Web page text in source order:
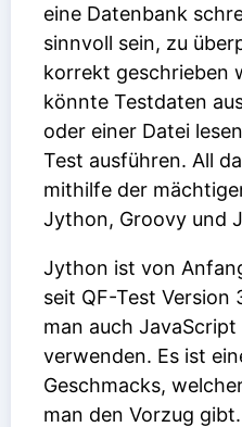
eine Datenbank
sinnvoll sein, zu
korrekt geschrieben
könnte Testdaten
oder einer Datei
Test ausführen. All
mithilfe der
Jython, Groovy und
Jython ist von
seit QF-Test Version
man auch
verwenden. Es ist
Geschmacks,
man den Vorzug